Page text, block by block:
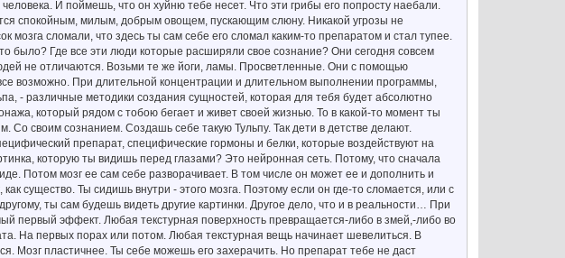
И поймешь, что он хуйню тебе несет. Что эти грибы его попросту наебали.
спокойным, милым, добрым овощем, пускающим слюну. Никакой угрозы не
мозга сломали, что здесь ты сам себе его сломал каким-то препаратом и стал тупее.
было? Где все эти люди которые расширяли свое сознание? Они сегодня совсем
не отличаются. Возьми те же йоги, ламы. Просветленные. Они с помощью
возможно. При длительной концентрации и длительном выполнении программы,
- различные методики создания сущностей, которая для тебя будет абсолютно
который рядом с тобою бегает и живет своей жизнью. То в какой-то момент ты
Со своим сознанием. Создашь себе такую Тульпу. Так дети в детстве делают.
препарат, специфические гормоны и белки, которые воздействуют на
которую ты видишь перед глазами? Это нейронная сеть. Потому, что сначала
Потом мозг ее сам себе разворачивает. В том числе он может ее и дополнить и
существо. Ты сидишь внутри - этого мозга. Поэтому если он где-то сломается, или с
ты сам будешь видеть другие картинки. Другое дело, что и в реальности… При
первый эффект. Любая текстурная поверхность превращается-либо в змей,-либо во
На первых порах или потом. Любая текстурная вещь начинает шевелиться. В
Мозг пластичнее. Ты себе можешь его захерачить. Но препарат тебе не даст